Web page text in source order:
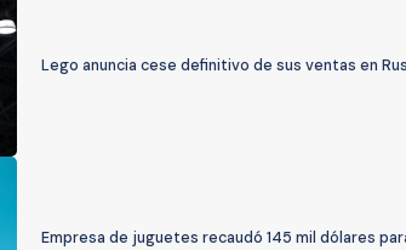
Lego anuncia cese definitivo de sus ventas en
Empresa de juguetes recaudó 145 mil dólares